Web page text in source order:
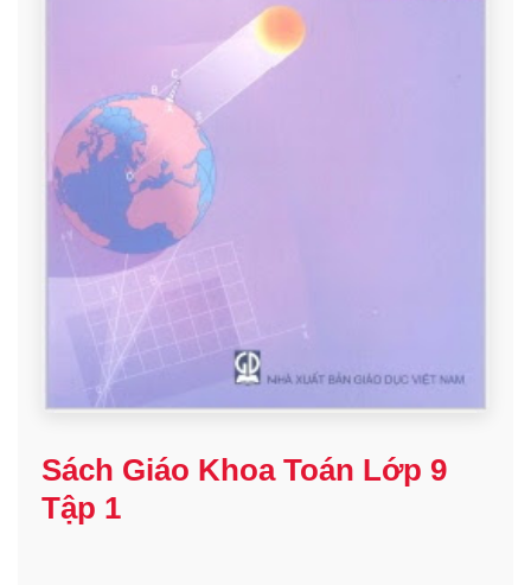
Sách Giáo Khoa Toán Lớp 9
Tập 1